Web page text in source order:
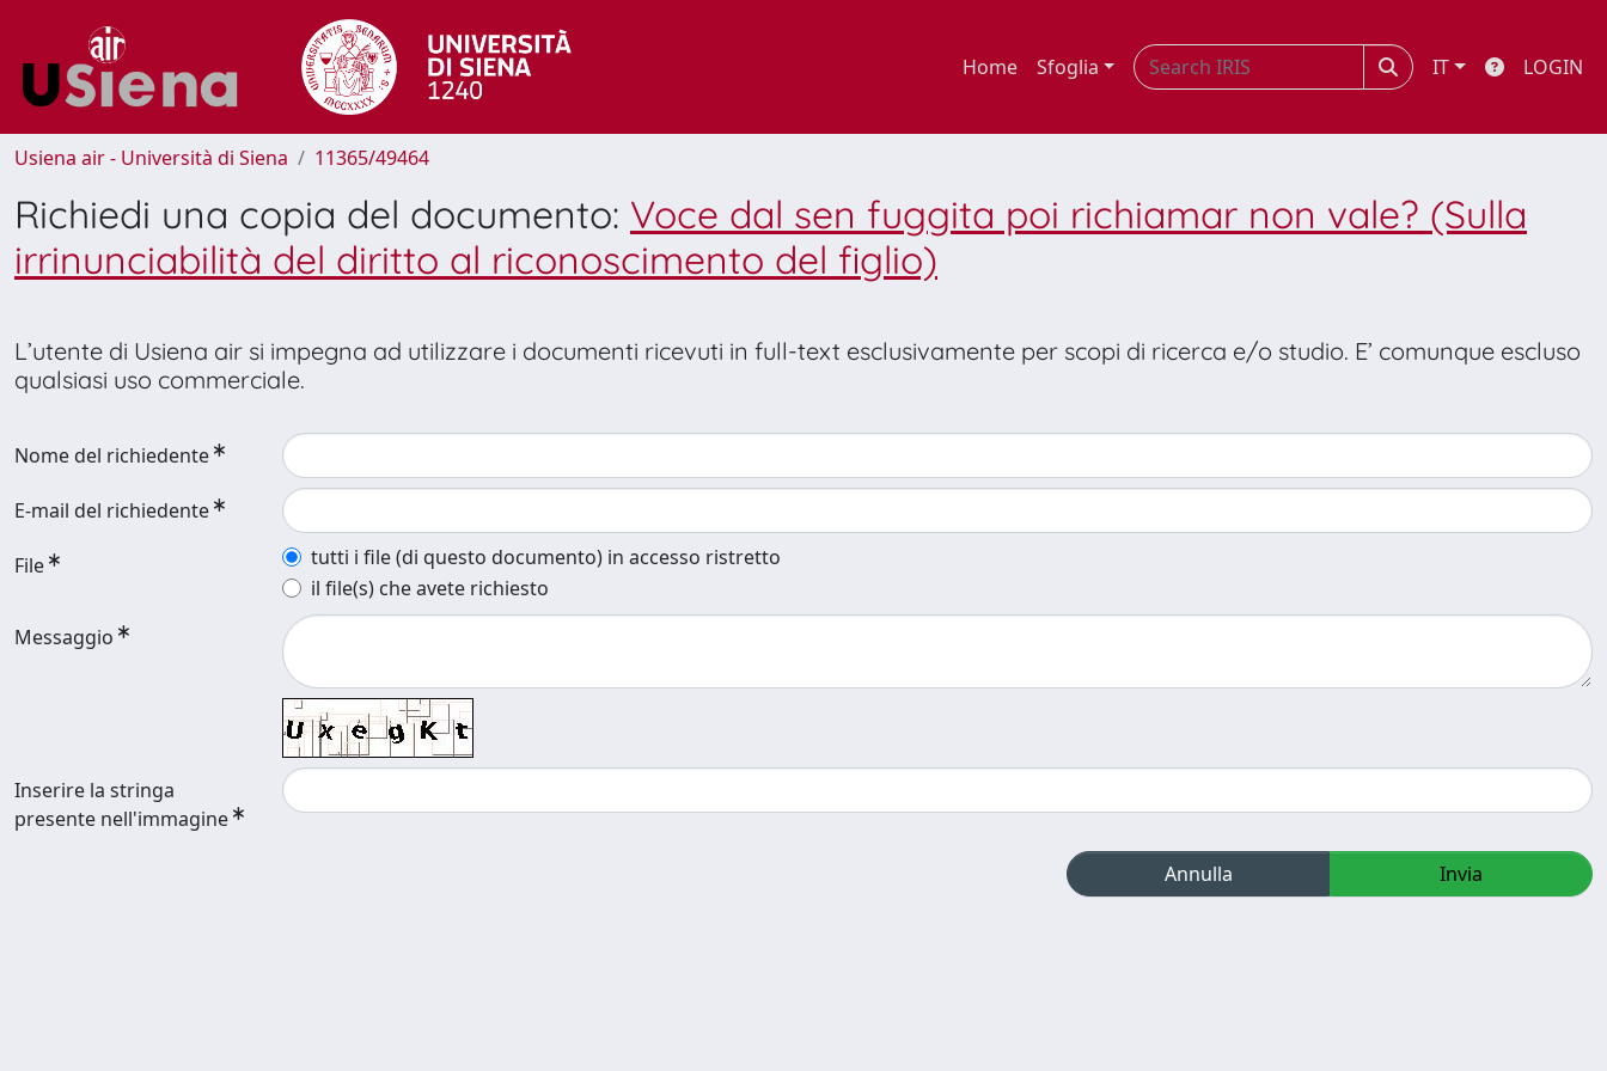
Home Sfoglia IT LOGIN
Usiena air - Università di Siena 11365/49464
Richiedi una copia del documento: Voce dal sen fuggita poi richiamar non vale? (Sulla
irrinunciabilità del diritto al riconoscimento del figlio)
L’utente di Usiena air si impegna ad utilizzare i documenti ricevuti in full-text esclusivamente per scopi di ricerca e/o studio. E’ comunque escluso
qualsiasi uso commerciale.
Nome del richiedente
E-mail del richiedente
File
tutti i file (di questo documento) in accesso ristretto
il file(s) che avete richiesto
Messaggio
Inserire la stringa
presente nell'immagine
Annulla Invia